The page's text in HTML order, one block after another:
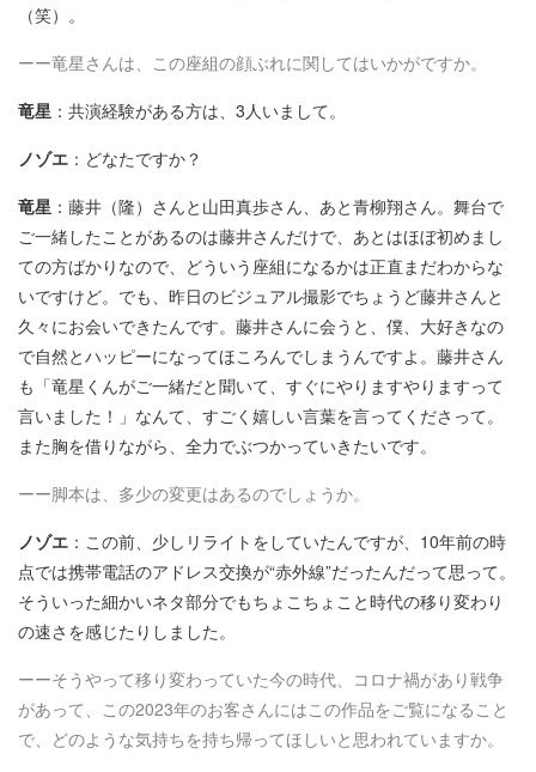
（笑）。
ーー竜星さんは、この座組の顔ぶれに関してはいかがですか。
竜星 ：共演経験がある方は、3人いまして。
ノゾエ ：どなたですか？
竜星 ：藤井（隆）さんと山田真歩さん、あと青柳翔さん。舞台で
ご一緒したことがあるのは藤井さんだけで、あとはほぼ初めまし
ての方ばかりなので、どういう座組になるかは正直まだわからな
いですけど。でも、昨日のビジュアル撮影でちょうど藤井さんと
久々にお会いできたんです。藤井さんに会うと、僕、大好きなの
で自然とハッピーになってほころんでしまうんですよ。藤井さん
も「竜星くんがご一緒だと聞いて、すぐにやりますやりますって
言いました！」なんて、すごく嬉しい言葉を言ってくださって。
また胸を借りながら、全力でぶつかっていきたいです。
ーー脚本は、多少の変更はあるのでしょうか。
ノゾエ ：この前、少しリライトをしていたんですが、10年前の時
点では携帯電話のアドレス交換が“赤外線”だったんだって思って。
そういった細かいネタ部分でもちょこちょこと時代の移り変わり
の速さを感じたりしました。
ーーそうやって移り変わっていた今の時代、コロナ禍があり戦争
があって、この2023年のお客さんにはこの作品をご覧になること
で、どのような気持ちを持ち帰ってほしいと思われていますか。